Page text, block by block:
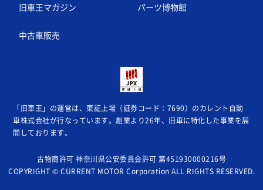
旧車王マガジン パーツ博物館
中古車販売
「旧車王」の運営は、東証上場（証券コード：7690）のカレント自動
車株式会社が行なっています。創業より26年、旧車に特化した事業を展
開しております。
古物商許可 神奈川県公安委員会許可 第451930000216号
COPYRIGHT © CURRENT MOTOR Corporation ALL RIGHTS RESERVED.